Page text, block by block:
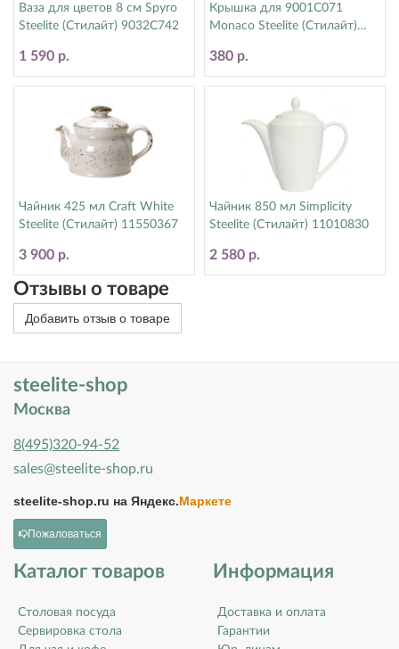
Ваза для цветов 8 см Spyro
Steelite (Стилайт) 9032C742
1 590 р.
Крышка для 9001C071
Monaco Steelite (Стилайт)
380 р.
Чайник 425 мл Craft White
Steelite (Стилайт) 11550367
3 900 р.
Чайник 850 мл Simplicity
Steelite (Стилайт) 11010830
2 580 р.
Отзывы о товаре
Добавить отзыв о товаре
steelite-shop
Москва
8(495)320-94-52
sales@steelite-shop.ru
steelite-shop.ru на Яндекс.Маркете
Пожаловаться
Каталог товаров
Столовая посуда
Сервировка стола
Информация
Доставка и оплата
Гарантии